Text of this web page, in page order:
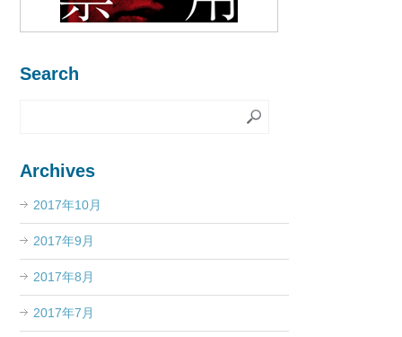
Search
Archives
2017年10月
2017年9月
2017年8月
2017年7月